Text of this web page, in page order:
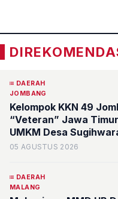
DAERAH
JOMBANG
Kelompok KKN 49
“Veteran” Jawa
UMKM Desa
Kembangkan Branding
05 AGUSTUS 2026
DAERAH
MALANG